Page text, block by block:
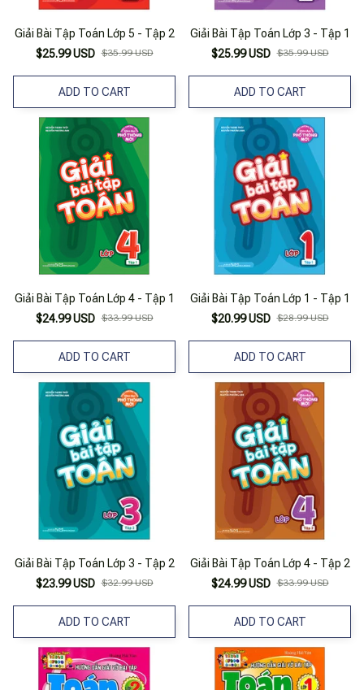
Giải Bài Tập Toán Lớp 5 - Tập 2
$25.99 USD $35.99 USD
ADD TO CART
Giải Bài Tập Toán Lớp 3 - Tập 1
$25.99 USD $35.99 USD
ADD TO CART
Giải Bài Tập Toán Lớp 4 - Tập 1
$24.99 USD $33.99 USD
ADD TO CART
Giải Bài Tập Toán Lớp 1 - Tập 1
$20.99 USD $28.99 USD
ADD TO CART
Giải Bài Tập Toán Lớp 3 - Tập 2
$23.99 USD $32.99 USD
ADD TO CART
Giải Bài Tập Toán Lớp 4 - Tập 2
$24.99 USD $33.99 USD
ADD TO CART